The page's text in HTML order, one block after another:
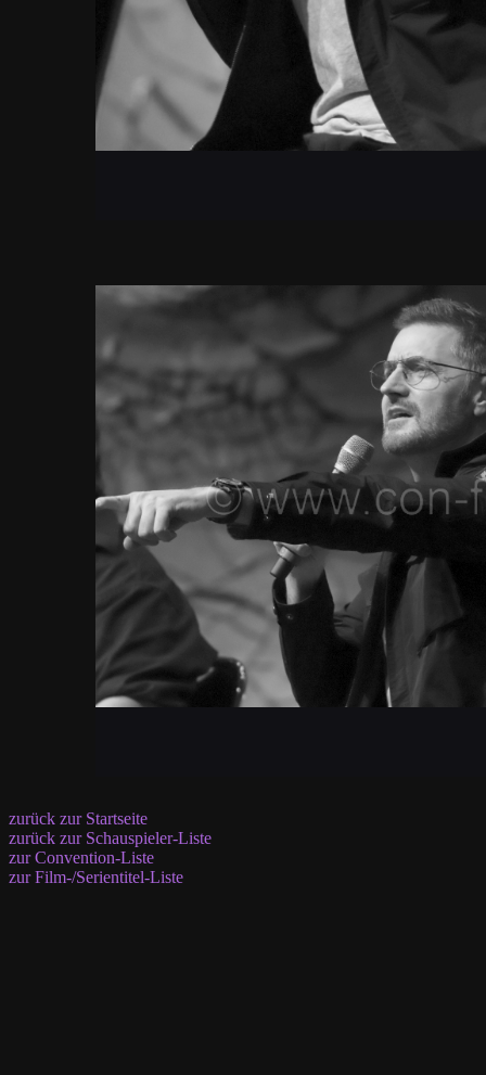
zurück zur Startseite
zurück zur Schauspieler-Liste
zur Convention-Liste
zur Film-/Serientitel-Liste